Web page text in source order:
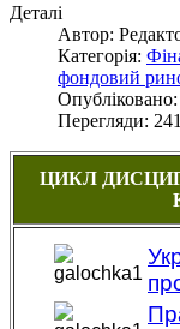
Деталі
Автор:
Категорія:
фондовий
Перегляди:
ЦИКЛ